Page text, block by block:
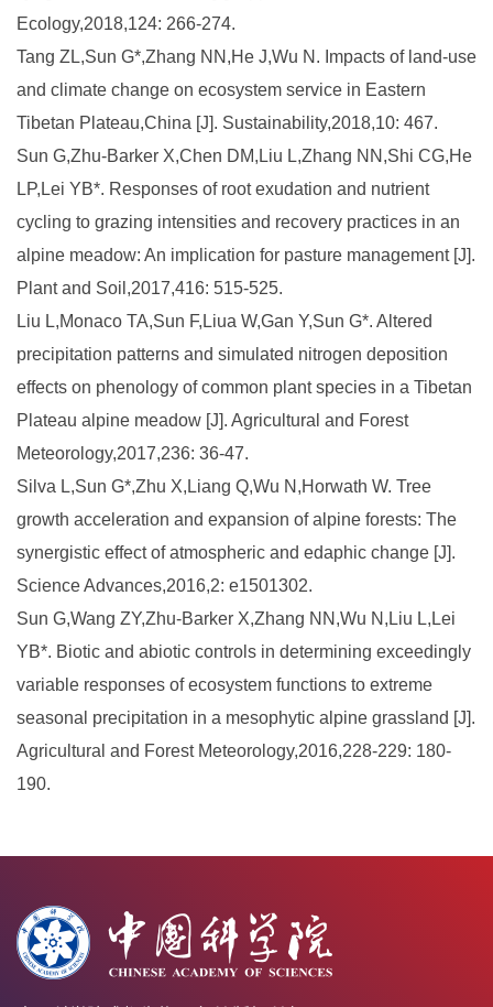
Ecology,2018,124: 266-274.
Tang ZL,Sun G*,Zhang NN,He J,Wu N. Impacts of land-use
and climate change on ecosystem service in Eastern
Tibetan Plateau,China [J]. Sustainability,2018,10: 467.
Sun G,Zhu-Barker X,Chen DM,Liu L,Zhang NN,Shi CG,He
LP,Lei YB*. Responses of root exudation and nutrient
cycling to grazing intensities and recovery practices in an
alpine meadow: An implication for pasture management [J].
Plant and Soil,2017,416: 515-525.
Liu L,Monaco TA,Sun F,Liua W,Gan Y,Sun G*. Altered
precipitation patterns and simulated nitrogen deposition
effects on phenology of common plant species in a Tibetan
Plateau alpine meadow [J]. Agricultural and Forest
Meteorology,2017,236: 36-47.
Silva L,Sun G*,Zhu X,Liang Q,Wu N,Horwath W. Tree
growth acceleration and expansion of alpine forests: The
synergistic effect of atmospheric and edaphic change [J].
Science Advances,2016,2: e1501302.
Sun G,Wang ZY,Zhu-Barker X,Zhang NN,Wu N,Liu L,Lei
YB*. Biotic and abiotic controls in determining exceedingly
variable responses of ecosystem functions to extreme
seasonal precipitation in a mesophytic alpine grassland [J].
Agricultural and Forest Meteorology,2016,228-229: 180-
190.